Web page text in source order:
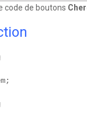
code de boutons